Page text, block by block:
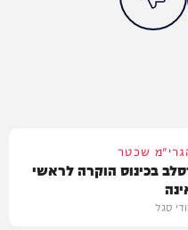
שכטר
בכינוס הוקרה לראשי
סגל